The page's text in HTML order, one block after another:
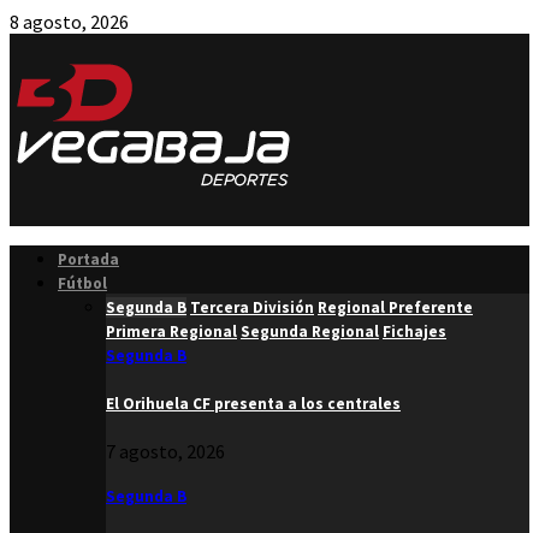
8 agosto, 2026
Portada
Fútbol
Segunda B Tercera División Regional Preferente
Primera RegionalSegunda Regional Fichajes
Segunda B
El Orihuela CF presenta a los centrales
7 agosto, 2026
Segunda B